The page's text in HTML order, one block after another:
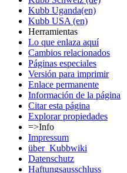
Kubb Uganda(en)
Kubb USA (en)
Herramientas
Lo que enlaza aquí
Cambios relacionados
Páginas especiales
Versión para imprimir
Enlace permanente
Información de la página
Citar esta página
Explorar propiedades
=>Info
Impressum
über_Kubbwiki
Datenschutz
Haftungsausschluss